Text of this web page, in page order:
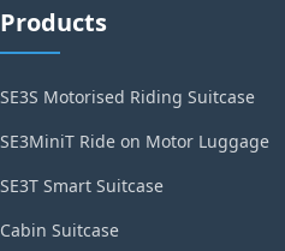
Products
SE3S Motorised Riding Suitcase
SE3MiniT Ride on Motor Luggage
SE3T Smart Suitcase
Cabin Suitcase